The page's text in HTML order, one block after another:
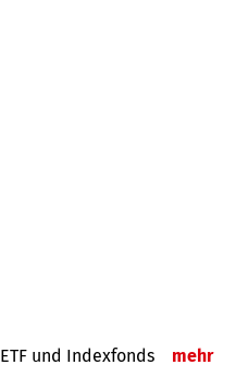
und Indexfonds mehr